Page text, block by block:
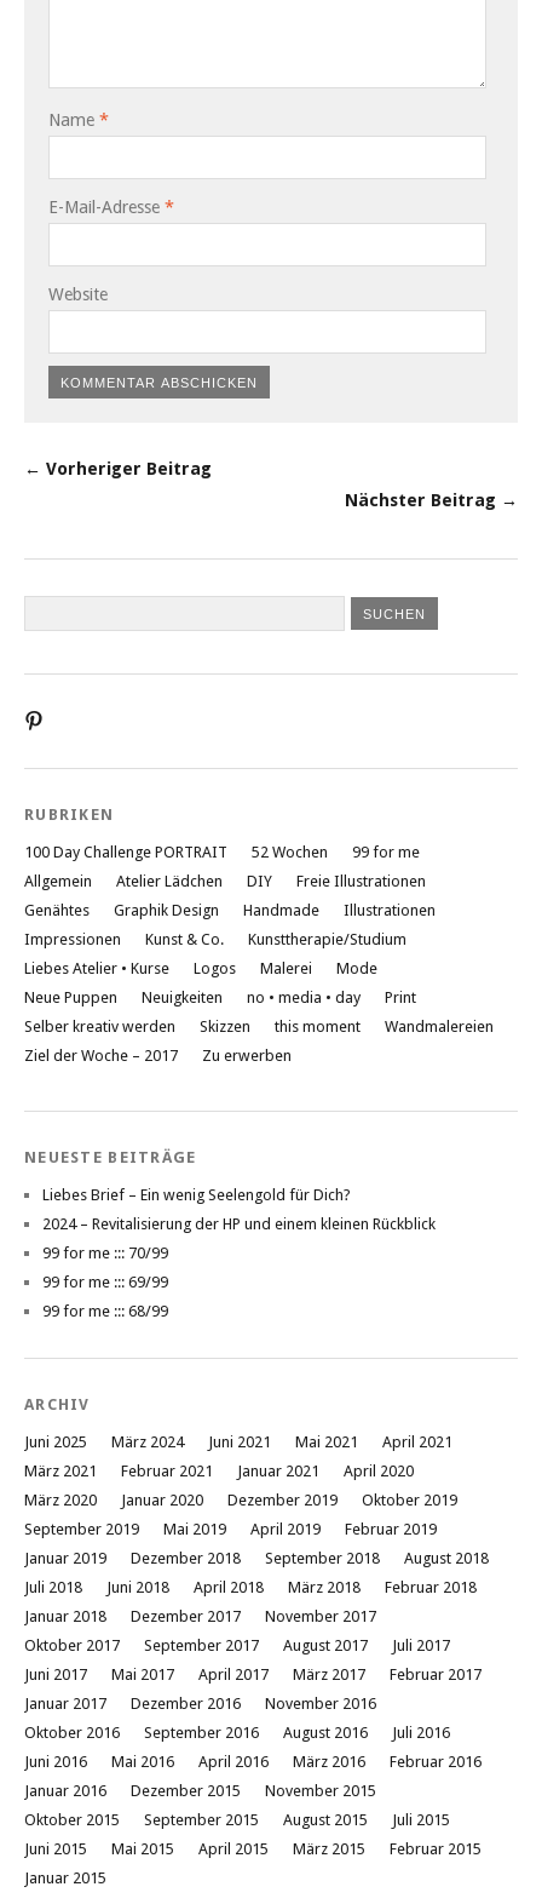
Name *
E-Mail-Adresse *
Website
← Vorheriger Beitrag
Nächster Beitrag →
anzeigen
RUBRIKEN
100 Day Challenge PORTRAIT 52 Wochen
99 for me
Allgemein
Atelier Lädchen DIY
Freie Illustrationen
Genähtes
Graphik Design Handmade
Illustrationen
Impressionen
Kunst & Co.
Kunsttherapie/Studium
Liebes Atelier • Kurse
Logos Malerei
Mode
Neue Puppen
Neuigkeiten no • media • day
Print
Selber kreativ werden
Skizzen this moment
Wandmalereien
Ziel der Woche – 2017
Zu erwerben
NEUESTE BEITRÄGE
Liebes Brief – Ein wenig Seelengold für Dich?
2024 – Revitalisierung der HP und einem kleinen Rückblick
99 for me ::: 70/99
99 for me ::: 69/99
99 for me ::: 68/99
ARCHIV
Juni 2025 März 2024 Juni 2021 Mai 2021
April 2021
März 2021
Februar 2021 Januar 2021
April 2020
März 2020
Januar 2020 Dezember 2019
Oktober 2019
September 2019
Mai 2019 April 2019
Februar 2019
Januar 2019
Dezember 2018 September 2018
August 2018
Juli 2018
Juni 2018 April 2018 März 2018
Februar 2018
Januar 2018
Dezember 2017
November 2017
Oktober 2017
September 2017 August 2017
Juli 2017
Juni 2017
Mai 2017 April 2017 März 2017
Februar 2017
Januar 2017
Dezember 2016
November 2016
Oktober 2016
September 2016 August 2016
Juli 2016
Juni 2016
Mai 2016 April 2016 März 2016
Februar 2016
Januar 2016
Dezember 2015
November 2015
Oktober 2015
September 2015 August 2015
Juli 2015
Juni 2015
Mai 2015 April 2015 März 2015
Februar 2015
Januar 2015